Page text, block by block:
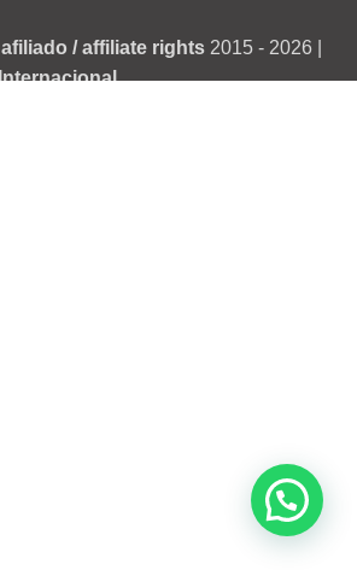
/ affiliate rights 2015 - 2026 |